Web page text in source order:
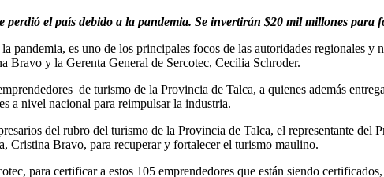
perdió el país debido a la pandemia. Se invertirán $20 mil millones para
pandemia, es uno de los principales focos de las autoridades regionales
y la Gerenta General de Sercotec, Cecilia Schroder.
de turismo de la Provincia de Talca, a quienes además
a nivel nacional para reimpulsar la industria.
del rubro del turismo de la Provincia de Talca, el representante
Cristina Bravo, para recuperar y fortalecer el turismo maulino.
para certificar a estos 105 emprendedores que están siendo